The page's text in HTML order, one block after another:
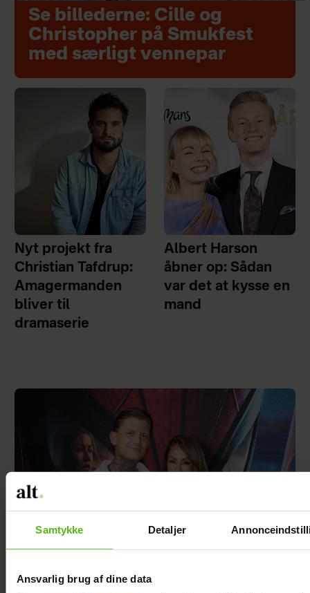
Samtykke Detaljer
Ansvarlig brug af dine data
Se billederne: Cille og
Christopher på Smukfest
med særligt vennepar
Nyt projekt fra
Christian Tafdrup:
Amagermanden
bliver til
dramaserie
Albert Harson
åbner op: Sådan
var det at kysse en
mand